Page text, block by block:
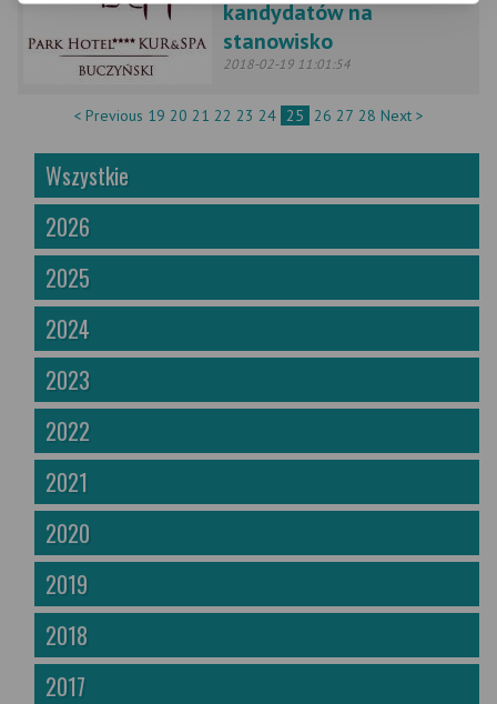
kandydatów na
stanowisko
2018-02-19 11:01:54
< Previous 19 20 21 22 23 24 25 26 27 28 Next >
Wszystkie
2026
2025
2024
2023
2022
2021
2020
2019
2018
2017